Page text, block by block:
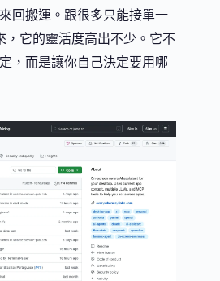
回搬運。跟很多只能接單一
，它的靈活度高出不少。它不
，而是讓你自己決定要用哪